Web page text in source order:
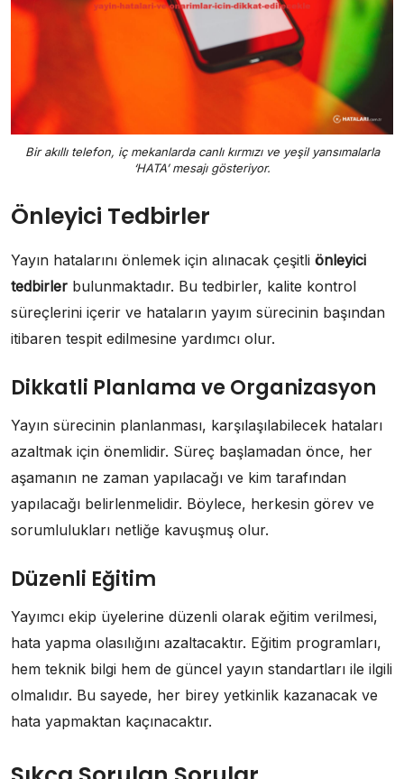
Bir akıllı telefon, iç mekanlarda canlı kırmızı ve yeşil yansımalarla
‘HATA’ mesajı gösteriyor.
Önleyici Tedbirler
Yayın hatalarını önlemek için alınacak çeşitli önleyici
tedbirler bulunmaktadır. Bu tedbirler, kalite kontrol
süreçlerini içerir ve hataların yayım sürecinin başından
itibaren tespit edilmesine yardımcı olur.
Dikkatli Planlama ve Organizasyon
Yayın sürecinin planlanması, karşılaşılabilecek hataları
azaltmak için önemlidir. Süreç başlamadan önce, her
aşamanın ne zaman yapılacağı ve kim tarafından
yapılacağı belirlenmelidir. Böylece, herkesin görev ve
sorumlulukları netliğe kavuşmuş olur.
Düzenli Eğitim
Yayımcı ekip üyelerine düzenli olarak eğitim verilmesi,
hata yapma olasılığını azaltacaktır. Eğitim programları,
hem teknik bilgi hem de güncel yayın standartları ile ilgili
olmalıdır. Bu sayede, her birey yetkinlik kazanacak ve
hata yapmaktan kaçınacaktır.